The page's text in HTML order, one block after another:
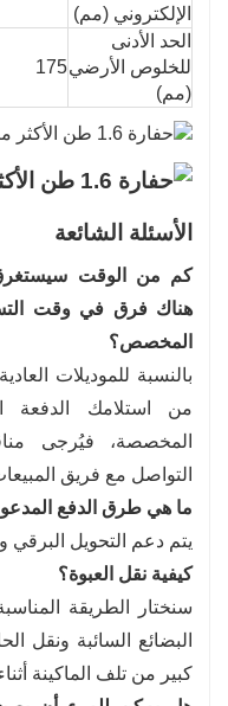
الإلكتروني (مم)
الحد الأدنى
للخلوص الأرضي
(مم)
175
الأسئلة الشائعة
كم من الوقت
هناك فرق في وقت
المخصص؟
من استلامك الدفعة
المخصصة، فيُرجى
التواصل مع فريق
ما هي طرق الدفع
يتم دعم التحويل البرقي
كيفية نقل العبوة؟
سنختار الطريقة
البضائع السائبة ونقل
كبير من تلف الماكينة